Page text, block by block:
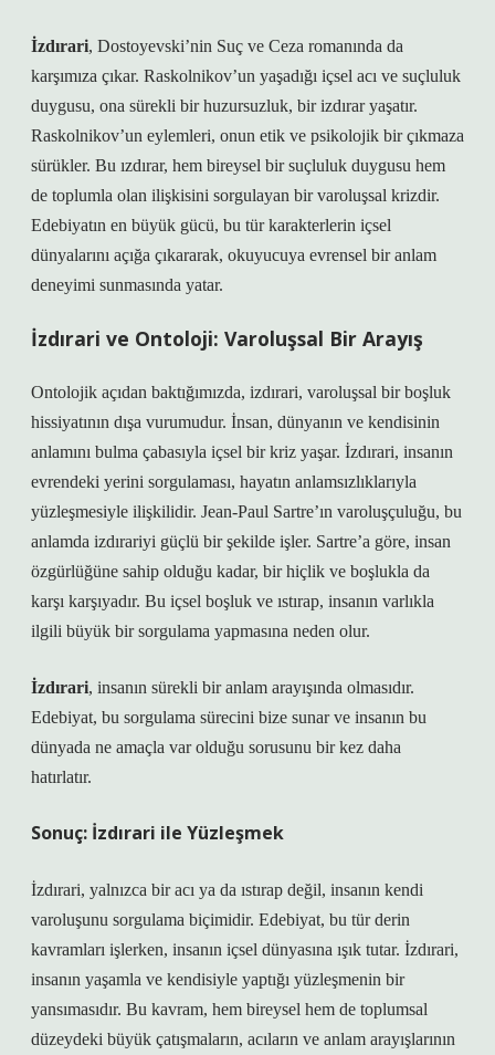
İzdırari, Dostoyevski’nin Suç ve Ceza romanında da
karşımıza çıkar. Raskolnikov’un yaşadığı içsel acı ve suçluluk
duygusu, ona sürekli bir huzursuzluk, bir izdırar yaşatır.
Raskolnikov’un eylemleri, onun etik ve psikolojik bir çıkmaza
sürükler. Bu ızdırar, hem bireysel bir suçluluk duygusu hem
de toplumla olan ilişkisini sorgulayan bir varoluşsal krizdir.
Edebiyatın en büyük gücü, bu tür karakterlerin içsel
dünyalarını açığa çıkararak, okuyucuya evrensel bir anlam
deneyimi sunmasında yatar.
İzdırari ve Ontoloji: Varoluşsal Bir Arayış
Ontolojik açıdan baktığımızda, izdırari, varoluşsal bir boşluk
hissiyatının dışa vurumudur. İnsan, dünyanın ve kendisinin
anlamını bulma çabasıyla içsel bir kriz yaşar. İzdırari, insanın
evrendeki yerini sorgulaması, hayatın anlamsızlıklarıyla
yüzleşmesiyle ilişkilidir. Jean-Paul Sartre’ın varoluşçuluğu, bu
anlamda izdırariyi güçlü bir şekilde işler. Sartre’a göre, insan
özgürlüğüne sahip olduğu kadar, bir hiçlik ve boşlukla da
karşı karşıyadır. Bu içsel boşluk ve ıstırap, insanın varlıkla
ilgili büyük bir sorgulama yapmasına neden olur.
İzdırari, insanın sürekli bir anlam arayışında olmasıdır.
Edebiyat, bu sorgulama sürecini bize sunar ve insanın bu
dünyada ne amaçla var olduğu sorusunu bir kez daha
hatırlatır.
Sonuç: İzdırari ile Yüzleşmek
İzdırari, yalnızca bir acı ya da ıstırap değil, insanın kendi
varoluşunu sorgulama biçimidir. Edebiyat, bu tür derin
kavramları işlerken, insanın içsel dünyasına ışık tutar. İzdırari,
insanın yaşamla ve kendisiyle yaptığı yüzleşmenin bir
yansımasıdır. Bu kavram, hem bireysel hem de toplumsal
düzeydeki büyük çatışmaların, acıların ve anlam arayışlarının